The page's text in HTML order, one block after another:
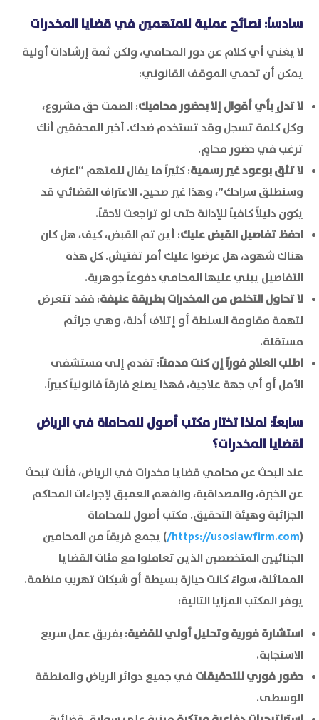
سادساً: نصائح عملية للمتهمين في قضايا المخدرات
لا يغني أي كلام عن دور المحامي، ولكن ثمة إرشادات أولية
يمكن أن تحمي الموقف القانوني:
لا تدلِ بأي أقوال إلا بحضور محاميك: الصمت حق مشروع،
وكل كلمة تسجل وقد تستخدم ضدك. أخبر المحققين أنك
ترغب في حضور محامٍ.
لا تثق بوعود غير رسمية: كثيراً ما يقال للمتهم “اعترف
وسنطلق سراحك”، وهذا غير صحيح. الاعتراف القضائي قد
يكون دليلاً كافياً للإدانة حتى لو تراجعت لاحقاً.
احفظ تفاصيل القبض عليك: أين تم القبض، كيف، هل كان
هناك شهود، هل عرضوا عليك أمر تفتيش. كل هذه
التفاصيل يبني عليها المحامي دفوعاً جوهرية.
لا تحاول التخلص من المخدرات بطريقة عنيفة: فقد تتعرض
لتهمة مقاومة السلطة أو إتلاف أدلة، وهي جرائم
مستقلة.
اطلب العلاج فوراً إن كنت مدمناً: تقدم إلى مستشفى
الأمل أو أي جهة علاجية، فهذا يصنع فارقاً قانونياً كبيراً.
سابعاً: لماذا تختار مكتب أصول للمحاماة في الرياض
لقضايا المخدرات؟
عند البحث عن محامي قضايا مخدرات في الرياض، فأنت تبحث
عن الخبرة، والمصداقية، والفهم العميق لإجراءات المحاكم
الجزائية وهيئة التحقيق. مكتب أصول للمحاماة
(
https://usoslawfirm.com/ ) يجمع فريقاً من المحامين
الجنائيين المتخصصين الذين تعاملوا مع مئات القضايا
المماثلة، سواءً كانت حيازة بسيطة أو شبكات تهريب منظمة.
يوفر المكتب المزايا التالية:
استشارة فورية وتحليل أولي للقضية: بفريق عمل سريع
الاستجابة.
حضور فوري للتحقيقات في جميع دوائر الرياض والمنطقة
الوسطى.